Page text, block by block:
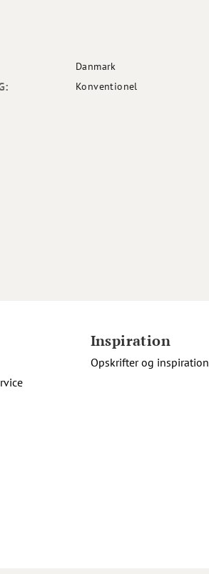
Danmark
Konventionel
Inspiration
Opskrifter og inspiration